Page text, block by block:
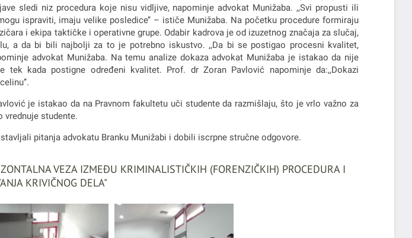
sledi niz procedura koje nisu vidljive, napominje advokat Munižaba. ,,Svi propusti ili
ispraviti, imaju velike posledice’’ – ističe Munižaba. Na početku procedure formiraju
i ekipa taktičke i operativne grupe. Odabir kadrova je od izuzetnog značaja za slučaj,
a da bi bili najbolji za to je potrebno iskustvo. ,,Da bi se postigao procesni kvalitet,
advokat Munižaba. Na temu analize dokaza advokat Munižaba je istakao da nije
kada postigne određeni kvalitet. Prof. dr Zoran Pavlović napominje da:,,Dokazi
je istakao da na Pravnom fakultetu uči studente da razmišlaju, što je vrlo važno za
vrednuje studente.
pitanja advokatu Branku Munižabi i dobili iscrpne stručne odgovore.
VEZA IZMEĐU KRIMINALISTIČKIH (FORENZIČKIH) PROCEDURA I
KRIVIČNOG DELA"